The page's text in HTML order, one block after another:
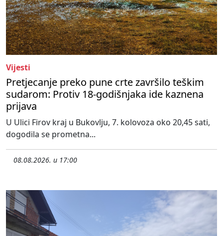
Vijesti
Pretjecanje preko pune crte završilo teškim
sudarom: Protiv 18-godišnjaka ide kaznena
prijava
U Ulici Firov kraj u Bukovlju, 7. kolovoza oko 20,45 sati,
dogodila se prometna...
08.08.2026. u 17:00